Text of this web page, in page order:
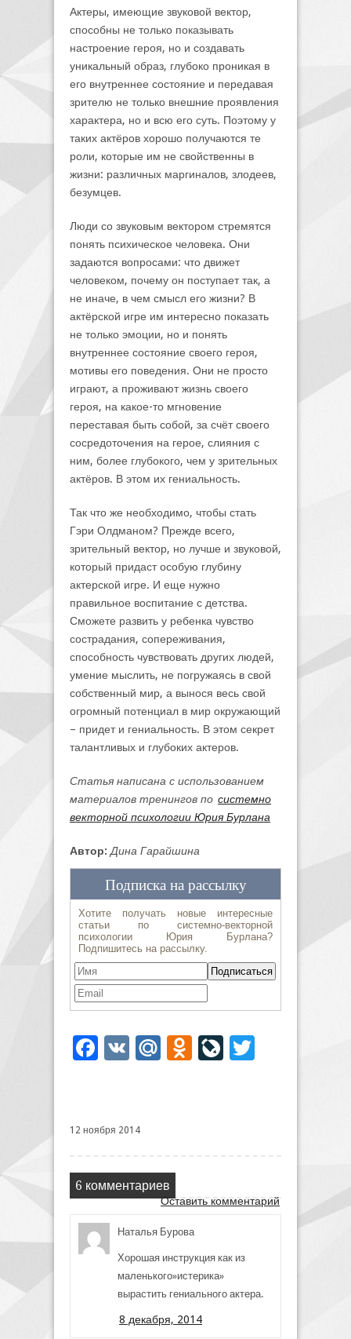
Актеры, имеющие звуковой вектор,
способны не только показывать
настроение героя, но и создавать
уникальный образ, глубоко проникая в
его внутреннее состояние и передавая
зрителю не только внешние проявления
характера, но и всю его суть. Поэтому у
таких актёров хорошо получаются те
роли, которые им не свойственны в
жизни: различных маргиналов, злодеев,
безумцев.
Люди со звуковым вектором стремятся
понять психическое человека. Они
задаются вопросами: что движет
человеком, почему он поступает так, а
не иначе, в чем смысл его жизни? В
актёрской игре им интересно показать
не только эмоции, но и понять
внутреннее состояние своего героя,
мотивы его поведения. Они не просто
играют, а проживают жизнь своего
героя, на какое-то мгновение
переставая быть собой, за счёт своего
сосредоточения на герое, слияния с
ним, более глубокого, чем у зрительных
актёров. В этом их гениальность.
Так что же необходимо, чтобы стать
Гэри Олдманом? Прежде всего,
зрительный вектор, но лучше и звуковой,
который придаст особую глубину
актерской игре. И еще нужно
правильное воспитание с детства.
Сможете развить у ребенка чувство
сострадания, сопереживания,
способность чувствовать других людей,
умение мыслить, не погружаясь в свой
собственный мир, а вынося весь свой
огромный потенциал в мир окружающий
– придет и гениальность. В этом секрет
талантливых и глубоких актеров.
Статья написана с использованием
материалов тренингов по системно
векторной психологии Юрия Бурлана
Автор: Дина Гарайшина
Facebook
VK Mail.Ru Odnoklassniki
LiveJournal
12 ноября 2014
6 комментариев
Оставить комментарий
Наталья Бурова
Хорошая инструкция как из
маленького»истерика»
вырастить гениального актера.
8 декабря, 2014